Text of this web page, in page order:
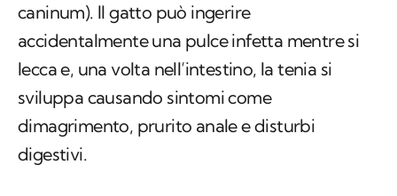
caninum). Il gatto può ingerire
accidentalmente una pulce infetta mentre si
lecca e, una volta nell’intestino, la tenia si
sviluppa causando sintomi come
dimagrimento, prurito anale e disturbi
digestivi.